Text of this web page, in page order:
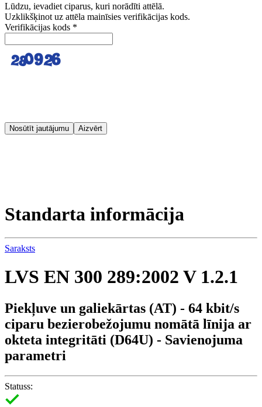
Lūdzu, ievadiet ciparus, kuri norādīti attēlā.
Uzklikšķinot uz attēla mainīsies verifikācijas kods.
Verifikācijas kods *
Nosūtīt jautājumu Aizvērt
Standarta informācija
Saraksts
LVS EN 300 289:2002 V 1.2.1
Piekļuve un galiekārtas (AT) - 64 kbit/s
ciparu bezierobežojumu nomātā līnija ar
okteta integritāti (D64U) - Savienojuma
parametri
Statuss: